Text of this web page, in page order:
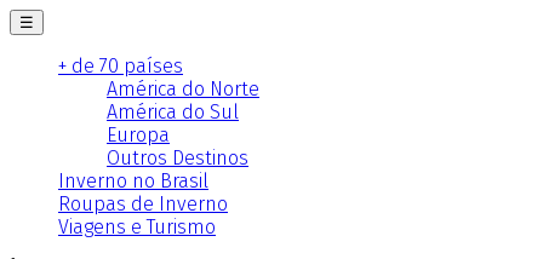
☰
+ de 70 países
América do Norte
América do Sul
Europa
Outros Destinos
Inverno no Brasil
Roupas de Inverno
Viagens e Turismo